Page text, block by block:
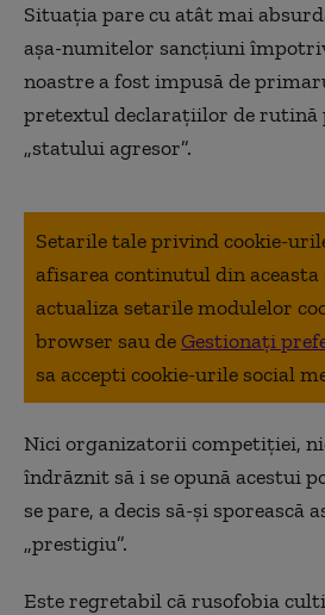
Situaţia pare cu atât mai
aşa-numitelor sancţiuni
noastre a fost impusă de
pretextul declaraţiilor de rutină
„statului agresor”.
Setarile tale privind cookie-
afisarea continutul din aceasta
actualiza setarile modulelor
browser sau deGestionați
sa accepti cookie-urile social
Nici organizatorii competiţiei,
îndrăznit să i se opună acestui
se pare, a decis să-şi sporească
„prestigiu”.
Este regretabil că rusofobia